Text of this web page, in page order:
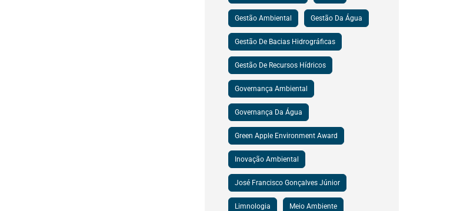
Gestão Ambiental Gestão Da Água
Gestão De Bacias Hidrográficas
Gestão De Recursos Hídricos
Governança Ambiental
Governança Da Água
Green Apple Environment Award
Inovação Ambiental
José Francisco Gonçalves Júnior
Limnologia Meio Ambiente